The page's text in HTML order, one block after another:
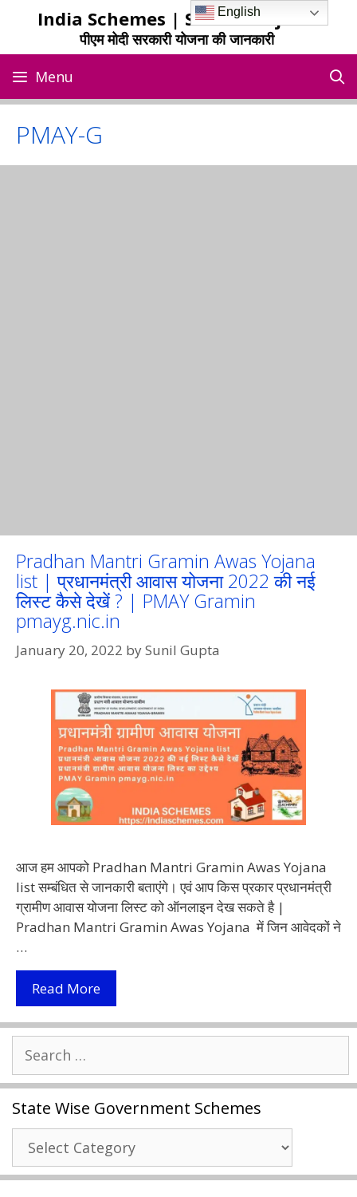
India Schemes | Sarkari Yojana
पीएम मोदी सरकारी योजना की जानकारी
Menu
PMAY-G
Pradhan Mantri Gramin Awas Yojana
list | प्रधानमंत्री आवास योजना 2022 की नई
लिस्ट कैसे देखें ? | PMAY Gramin
pmayg.nic.in
January 20, 2022 bySunil Gupta
आज हम आपको Pradhan Mantri Gramin Awas Yojana
list सम्बंधित से जानकारी बताएंगे। एवं आप किस प्रकार प्रधानमंत्री
ग्रामीण आवास योजना लिस्ट को ऑनलाइन देख सकते है |
Pradhan Mantri Gramin Awas Yojana में जिन आवेदकों ने
…
Read MorePradhan
Mantri
Gramin
List
|
प्रधानमंत्री
आवास
योजना
2022
for:
State Wise Government Schemes
State
Wise
Government
English